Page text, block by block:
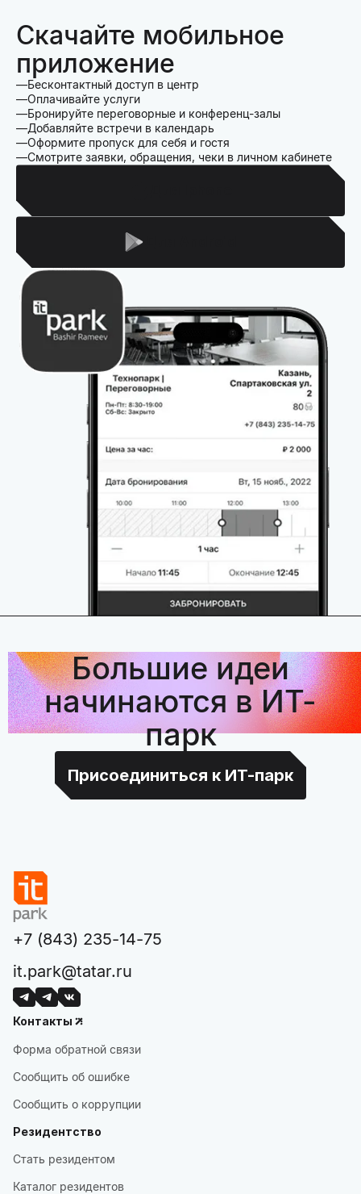
Скачайте мобильное
приложение
Бесконтактный доступ в центр
Оплачивайте услуги
Бронируйте переговорные и конференц-залы
Добавляйте встречи в календарь
Оформите пропуск для себя и гостя
Смотрите заявки, обращения, чеки в личном кабинете
Большие идеи
начинаются в ИТ-
парк
Присоединиться к ИТ-парк
+7 (843) 235-14-75
it.park@tatar.ru
Контакты
Форма обратной связи
Сообщить об ошибке
Сообщить о коррупции
Резидентство
Стать резидентом
Каталог резидентов